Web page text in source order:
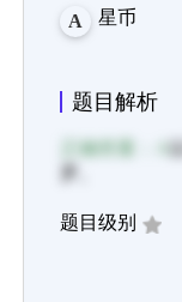
A 星币
题目解析
正确答案：A
题目级别